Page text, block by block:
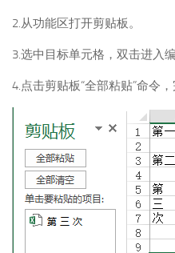
2.从功能区打开剪贴板。
3.选中目标单元格，双击进入编
4.点击剪贴板“全部粘贴”命令，